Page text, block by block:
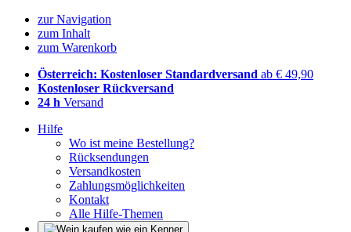
zur Navigation
zum Inhalt
zum Warenkorb
Österreich: Kostenloser Standardversand ab € 49,90
Kostenloser Rückversand
24 h Versand
Hilfe
Wo ist meine Bestellung?
Rücksendungen
Versandkosten
Zahlungsmöglichkeiten
Kontakt
Alle Hilfe-Themen